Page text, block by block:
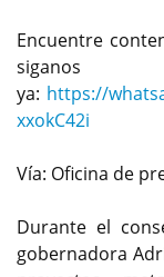
Encuentre
siganos
ya: https://
xxokC42i
Vía: Oficina de
Durante el
gobernadora